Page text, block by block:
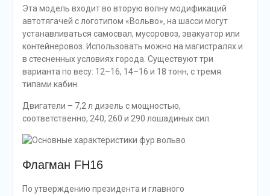
Эта модель входит во вторую волну модификаций
автотягачей с логотипом «Вольво», на шасси могут
устанавливаться самосвал, мусоровоз, эвакуатор или
контейнеровоз. Использовать можно на магистралях и
в стесненных условиях города. Существуют три
варианта по весу: 12–16, 14–16 и 18 тонн, с тремя
типами кабин.
Двигатели – 7,2 л дизель с мощностью,
соответственно, 240, 260 и 290 лошадиных сил.
Флагман FH16
По утверждению президента и главного